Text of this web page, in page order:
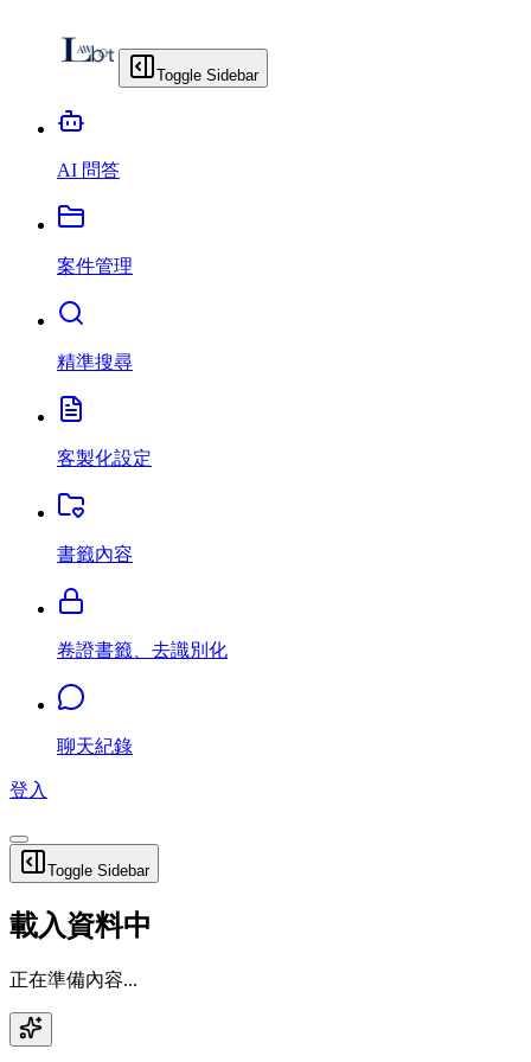
Toggle Sidebar
AI 問答
案件管理
精準搜尋
客製化設定
書籤內容
卷證書籤、去識別化
聊天紀錄
登入
Toggle Sidebar
載入資料中
正在準備內容...